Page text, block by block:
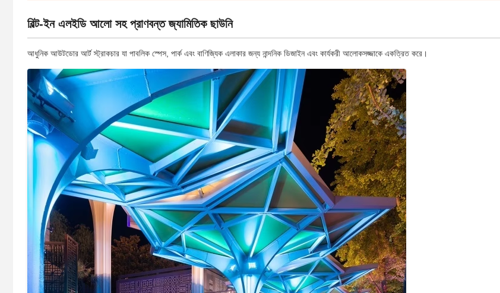
বিল্ট-ইন এলইডি আলো সহ প্রাণবন্ত জ্যামিতিক ছাউনি
আধুনিক আউটডোর আর্ট স্ট্রাকচার যা পাবলিক স্পেস, পার্ক এবং বাণিজ্যিক এলাকার জন্য নান্দনিক ডিজাইন এবং কার্যকরী আলোকসজ্জাকে একত্রিত করে।